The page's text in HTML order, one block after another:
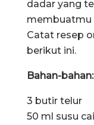
dadar yang
membuatmu
Catat resep
berikut ini.
Bahan-bahan:
3 butir telur
50 ml susu